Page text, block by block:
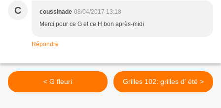
C coussinade 08/04/2017 13:18
Merci pour ce G et ce H bon après-midi
Répondre
< G fleuri Grilles 102: grilles d' été >